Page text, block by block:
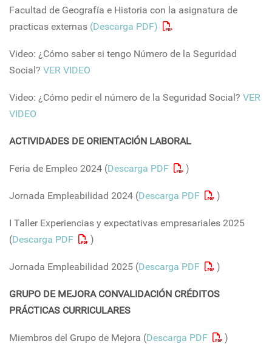
Facultad de Geografía e Historia con la asignatura de
practicas externas (Descarga PDF)
Video: ¿Cómo saber si tengo Número de la Seguridad
Social? VER VIDEO
Video: ¿Cómo pedir el número de la Seguridad Social? VER
VIDEO
ACTIVIDADES DE ORIENTACIÓN LABORAL
Feria de Empleo 2024 (Descarga PDF )
Jornada Empleabilidad 2024 (Descarga PDF )
I Taller Experiencias y expectativas empresariales 2025
(Descarga PDF )
Jornada Empleabilidad 2025 (Descarga PDF )
GRUPO DE MEJORA CONVALIDACIÓN CRÉDITOS
PRÁCTICAS CURRICULARES
Miembros del Grupo de Mejora (Descarga PDF )